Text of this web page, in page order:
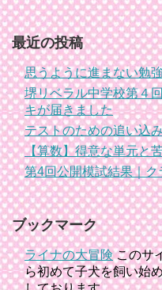
最近の投稿
思うように進まない勉
堺リベラル中学校第４
キが届きました
テストのための追い込
【算数】得意な単元と
第4回公開模試結果｜
ブックマーク
ライナの大冒険このサ
ら初めて子犬を飼い始